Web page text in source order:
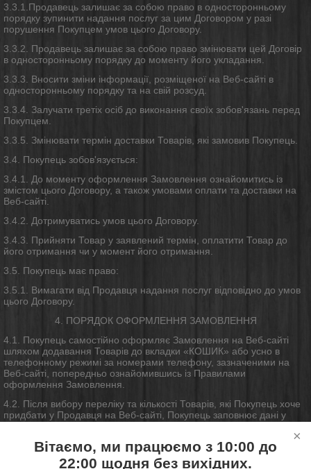
Вітаємо, ми працюємо з 10:00 до
22:00 щодня без вихідних.
3.3.1.Продавець залишає за собою право в односторонньому
порядку зупинити надання послуг за цим Договором у разі
порушення Покупцем умов цього Договору.
3.3.2. Продавець залишає за собою право змінювати цей Договір
в односторонньому порядку до моменту його укладання
3.3.3. Вносити зміни інформації, розміщеної на Веб-сайті в
односторонньому порядку та на свій розсуд.
3.3.4. Залучати третіх осіб до виконання своїх зобов'язань перед
Покупцем.
3.3.5. Змінювати термін доставки Товарів, які замовив Покупець.
3.4. Покупець зобов'язується:
3.4.1. До моменту оформлення Замовлення ознайомитись із
змістом цього Договору, а також умовами оплати та доставки на
Веб-сайті.
3.4.2. Дотримуватись умов цього Договору.
3.4.3. Прийняти Товар у заявлений термін, оплатити Товар до
його отримання чи у момент його отримання.
3.5. Покупець має право:
3.5.1. Вимагати від Продавця надання послуг відповідно до умов
цього Договору.
4. ПОРЯДОК ОФОРМЛЕННЯ ЗАМОВЛЕННЯ
4.1. Покупець самостійно оформляє Замовлення на Веб-сайті
шляхом додавання Товарів до вкладки «КОШИК» або усно в
телефонному режимі за номерами телефону, зазначеними на
Веб-сайті, попередньо ознайомившись із Правилами
оформлення Замовлення.
4.2. Після вибору переліку та кількості Товарів, які Покупець хоче
придбати у Продавця на Веб-сайті, Покупець заповнює дані у
4.3. Покупець може одержати Товар шляхом доставки або